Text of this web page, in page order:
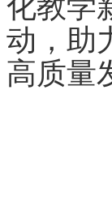
化教学
动，助
高质量